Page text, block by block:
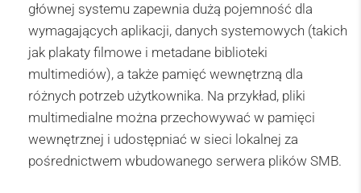
głównej systemu zapewnia dużą pojemność dla
wymagających aplikacji, danych systemowych (takich
jak plakaty filmowe i metadane biblioteki
multimediów), a także pamięć wewnętrzną dla
różnych potrzeb użytkownika. Na przykład, pliki
multimedialne można przechowywać w pamięci
wewnętrznej i udostępniać w sieci lokalnej za
pośrednictwem wbudowanego serwera plików SMB.